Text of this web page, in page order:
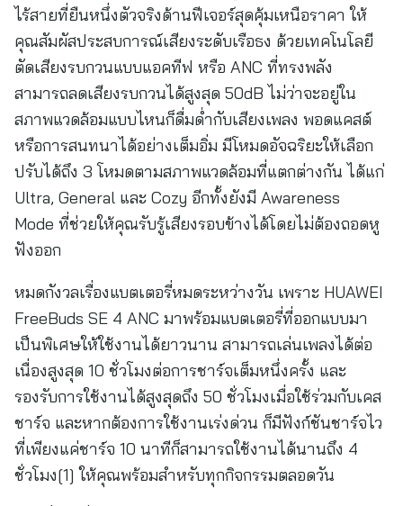
ไร้สายที่ยืนหนึ่งตัวจริงด้านฟีเจอร์สุดคุ้มเหนือราคา ให้
คุณสัมผัสประสบการณ์เสียงระดับเรือธง ด้วยเทคโนโลยี
ตัดเสียงรบกวนแบบแอคทีฟ หรือ ANC ที่ทรงพลัง
สามารถลดเสียงรบกวนได้สูงสุด 50dB ไม่ว่าจะอยู่ใน
สภาพแวดล้อมแบบไหนก็ดื่มด่ำกับเสียงเพลง พอดแคสต์
หรือการสนทนาได้อย่างเต็มอิ่ม มีโหมดอัจฉริยะให้เลือก
ปรับได้ถึง 3 โหมดตามสภาพแวดล้อมที่แตกต่างกัน ได้แก่
Ultra, General และ Cozy อีกทั้งยังมี Awareness
Mode ที่ช่วยให้คุณรับรู้เสียงรอบข้างได้โดยไม่ต้องถอดหู
ฟังออก
หมดกังวลเรื่องแบตเตอรี่หมดระหว่างวัน เพราะ HUAWEI
FreeBuds SE 4 ANC มาพร้อมแบตเตอรี่ที่ออกแบบมา
เป็นพิเศษให้ใช้งานได้ยาวนาน สามารถเล่นเพลงได้ต่อ
เนื่องสูงสุด 10 ชั่วโมงต่อการชาร์จเต็มหนึ่งครั้ง และ
รองรับการใช้งานได้สูงสุดถึง 50 ชั่วโมงเมื่อใช้ร่วมกับเคส
ชาร์จ และหากต้องการใช้งานเร่งด่วน ก็มีฟังก์ชันชาร์จไว
ที่เพียงแค่ชาร์จ 10 นาทีก็สามารถใช้งานได้นานถึง 4
ชั่วโมง[1] ให้คุณพร้อมสำหรับทุกกิจกรรมตลอดวัน